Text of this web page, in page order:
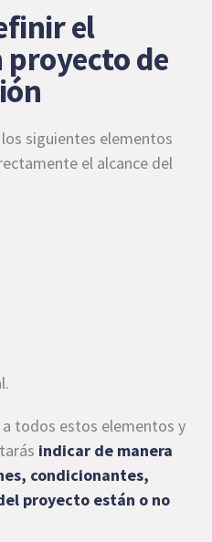
el
proyecto de
siguientes elementos
el alcance del
todos estos elementos y
indicar de manera
condicionantes,
proyecto están o no